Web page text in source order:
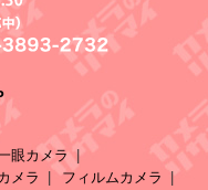
眼カメラ
メラ
フィルムカメラ